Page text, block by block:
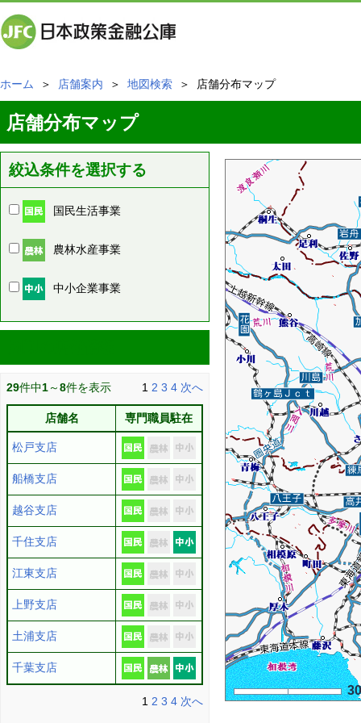
ホーム ＞ 店舗案内 ＞ 地図検索 ＞ 店舗分布マップ
店舗分布マップ
絞込条件を選択する
国民生活事業
農林水産事業
中小企業事業
29件中1～8件を表示 1 2 3 4 次へ
店舗名 専門職員駐在
松戸支店
船橋支店
越谷支店
千住支店
江東支店
上野支店
土浦支店
千葉支店
1 2 3 4 次へ